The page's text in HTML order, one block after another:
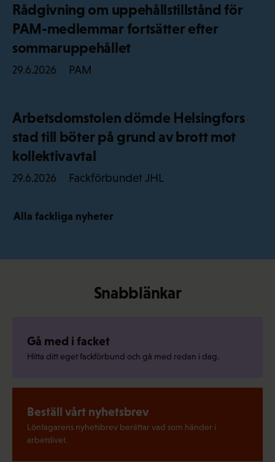
Rådgivning om uppehållstillstånd för
PAM-medlemmar fortsätter efter
sommaruppehållet
29.6.2026 PAM
Arbetsdomstolen dömde Helsingfors
stad till böter på grund av brott mot
kollektivavtal
29.6.2026 Fackförbundet JHL
Alla fackliga nyheter
Snabblänkar
Gå med i facket
Hitta ditt eget fackförbund och gå med redan i dag.
Beställ vårt nyhetsbrev
Löntagarens nyhetsbrev berättar vad som händer i
arbetslivet.